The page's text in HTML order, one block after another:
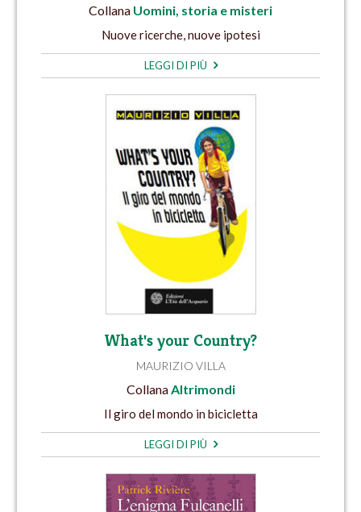
Collana Uomini, storia e misteri
Nuove ricerche, nuove ipotesi
LEGGI DI PIÙ
What's your Country?
MAURIZIO VILLA
CollanaAltrimondi
Il giro del mondo in bicicletta
LEGGI DI PIÙ